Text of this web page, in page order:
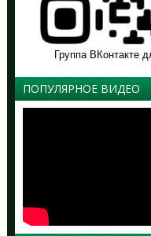
Группа ВКонтакте
ПОПУЛЯРНОЕ ВИДЕО